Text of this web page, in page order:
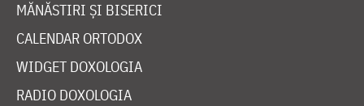
MĂNĂSTIRI ȘI BISERICI
CALENDAR ORTODOX
WIDGET DOXOLOGIA
RADIO DOXOLOGIA